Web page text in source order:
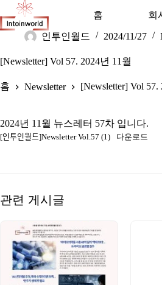
홈 회
인투인월드 2024/11/27
[Newsletter] Vol 57. 2024년 11월
홈 Newsletter [Newsletter] Vol 57.
2024년 11월 뉴스레터 57차 입니다.
[인투인월드]Newsletter Vol.57 (1) 다운로드
관련 게시글